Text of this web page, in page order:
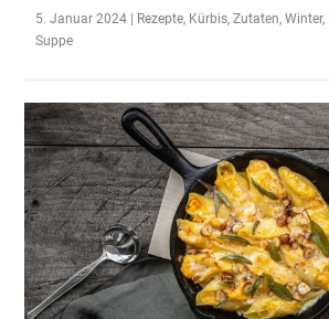
5. Januar 2024 | Rezepte, Kürbis,Zutaten,Winter,
Suppe